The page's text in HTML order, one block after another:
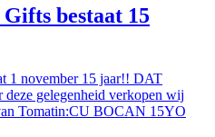
bestaat 15
1 november 15 jaar!! DAT
gelegenheid verkopen wij
Tomatin:CU BOCAN 15YO